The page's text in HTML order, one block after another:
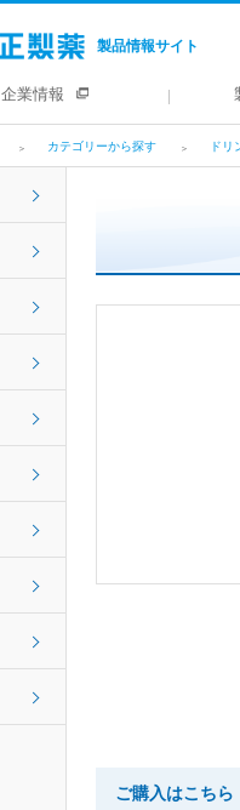
製品情報サイト
企業情報
カテゴリーから探す ドリ
ご購入はこちら